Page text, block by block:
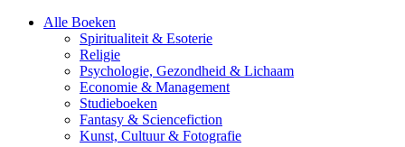
Alle Boeken
Spiritualiteit & Esoterie
Religie
Psychologie, Gezondheid & Lichaam
Economie & Management
Studieboeken
Fantasy & Sciencefiction
Kunst, Cultuur & Fotografie